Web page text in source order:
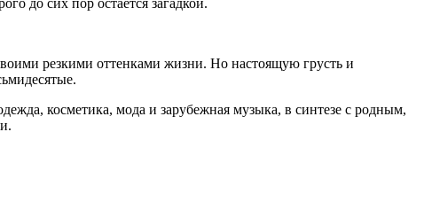
резкими оттенками жизни. Но настоящую грусть и
косметика, мода и зарубежная музыка, в синтезе с родным,